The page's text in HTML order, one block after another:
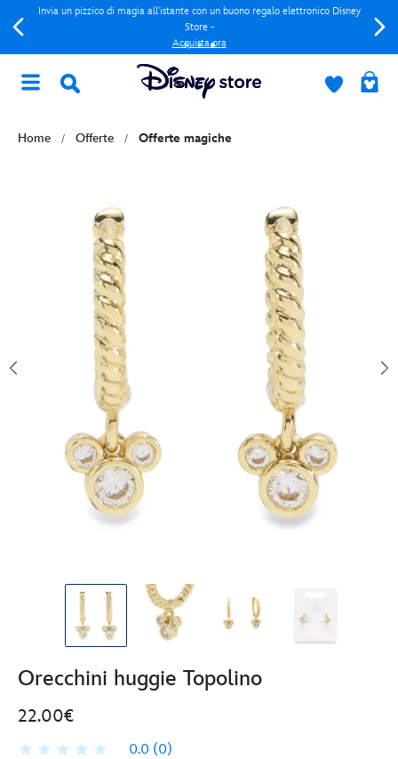
Invia un pizzico di magia all'istante con un buono regalo elettronico Disney
Store -
Acquista ora
Home Offerte Offerte magiche
Orecchini huggie Topolino
22.00€
0.0 (0)